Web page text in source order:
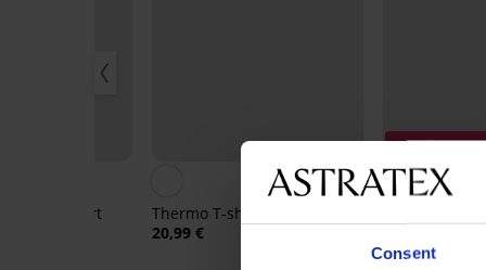
Consent
heren T-shirt
Thermo T-shirt Garland I
20,99 €
Korting -40%
Morris
18,59 €30,99 €